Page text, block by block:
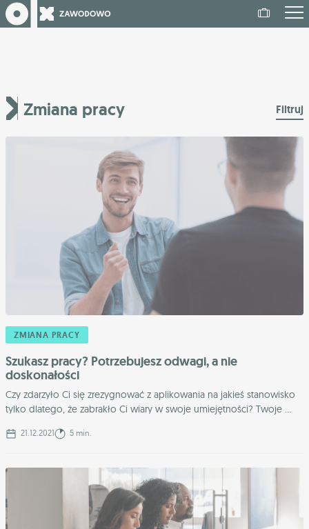
Zmiana pracy Filtruj
ZMIANA PRACY
Szukasz pracy? Potrzebujesz odwagi, a nie
doskonałości
Czy zdarzyło Ci się zrezygnować z aplikowania na jakieś stanowisko
tylko dlatego, że zabrakło Ci wiary w swoje umiejętności? Twoje ...
21.12.2021 5 min.